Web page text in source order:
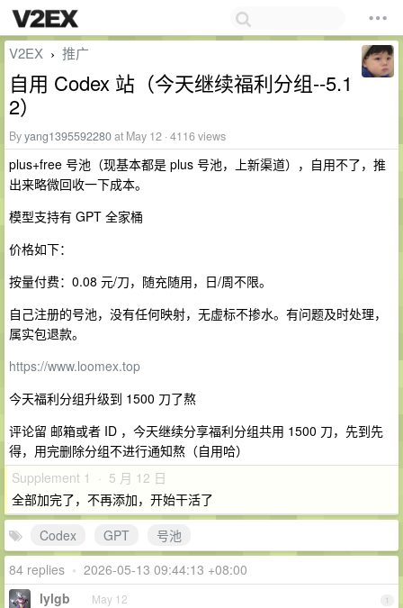
V2EX › 推广
自用 Codex 站（今天继续福利分组--5.1
2）
Byyang1395592280at May 12 · 4116 views
plus+free 号池（现基本都是 plus 号池，上新渠道），自用不了，推
出来略微回收一下成本。
模型支持有 GPT 全家桶
价格如下：
按量付费：0.08 元/刀，随充随用，日/周不限。
自己注册的号池，没有任何映射，无虚标不掺水。有问题及时处理，
属实包退款。
https://www.loomex.top
今天福利分组升级到 1500 刀了熬
评论留 邮箱或者 ID ，今天继续分享福利分组共用 1500 刀，先到先
得，用完删除分组不进行通知熬（自用哈）
Supplement 1 · 5 月 12 日
全部加完了，不再添加，开始干活了
Codex
GPT
号池
84 replies • 2026-05-13 09:44:13 +08:00
1
lylgb May 12